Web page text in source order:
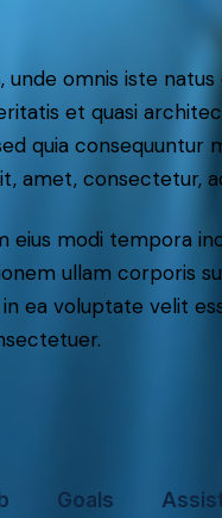
unde omnis iste
et quasi
quia consequuntur
amet, consectetur,
eius modi tempora
ullam corporis
in ea voluptate velit
Goals